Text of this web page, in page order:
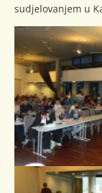
sudjelovanjem u